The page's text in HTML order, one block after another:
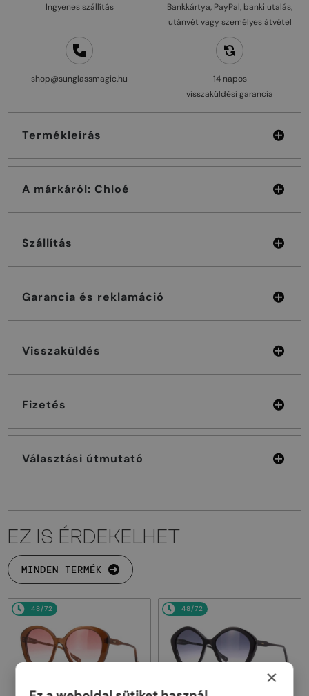
Ingyenes szállítás
Bankkártya, PayPal, banki utalás,
utánvét vagy személyes átvétel
shop@sunglassmagic.hu
14 napos
visszaküldési garancia
Termékleírás
A márkáról: Chloé
Szállítás
Garancia és reklamáció
Visszaküldés
Fizetés
Választási útmutató
EZ IS ÉRDEKELHET
MINDEN TERMÉK
48/72 48/72
×